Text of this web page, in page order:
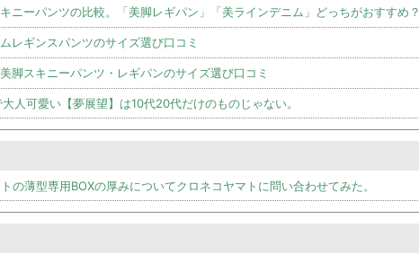
ニーパンツの比較。「美脚レギパン」「美ラインデニム」どっちがおすすめ？
レギンスパンツのサイズ選び口コミ
脚スキニーパンツ・レギパンのサイズ選び口コミ
人可愛い【夢展望】は10代20代だけのものじゃない。
の薄型専用BOXの厚みについてクロネコヤマトに問い合わせてみた。